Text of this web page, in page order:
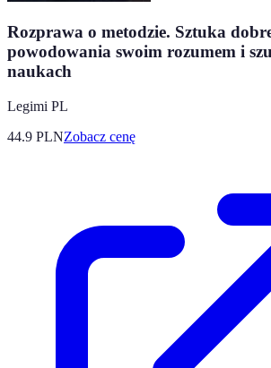
Rozprawa o metodzie. Sztuka
powodowania swoim rozumem i
naukach
Legimi PL
44.9 PLNZobacz cenę